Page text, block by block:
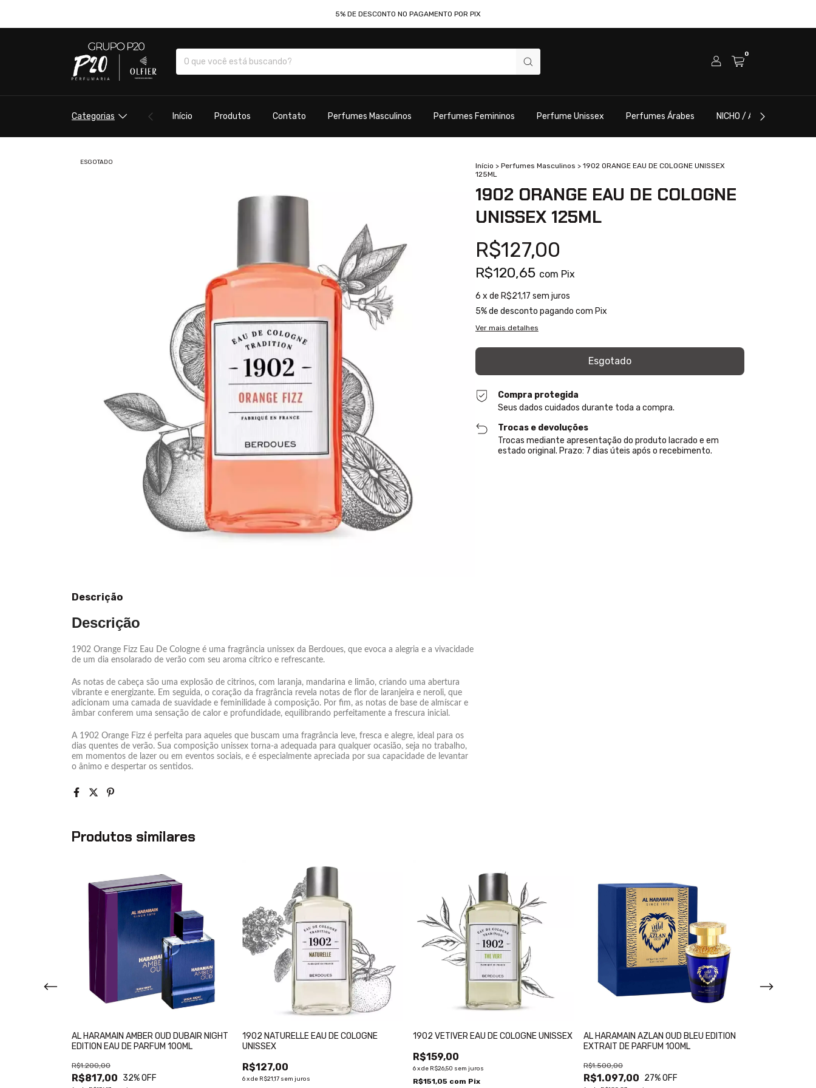
5% DE DESCONTO NO PAGAMENTO POR PIX
0
Categorias Início Produtos Contato Perfumes Masculinos Perfumes Femininos Perfume Unissex Perfumes Árabes NICHO / ALTA
ESGOTADO Início > Perfumes Masculinos > 1902 ORANGE EAU DE COLOGNE UNISSEX
125ML
1902 ORANGE EAU DE COLOGNE
UNISSEX 125ML
R$127,00
R$120,65 com Pix
6 x de R$21,17 sem juros
5% de desconto pagando com Pix
Ver mais detalhes
Compra protegida
Seus dados cuidados durante toda a compra.
Trocas e devoluções
Trocas mediante apresentação do produto lacrado e em
estado original. Prazo: 7 dias úteis após o recebimento.
Descrição
Descrição
1902 Orange Fizz Eau De Cologne é uma fragrância unissex da Berdoues, que evoca a alegria e a vivacidade
de um dia ensolarado de verão com seu aroma cítrico e refrescante.
As notas de cabeça são uma explosão de citrinos, com laranja, mandarina e limão, criando uma abertura
vibrante e energizante. Em seguida, o coração da fragrância revela notas de flor de laranjeira e neroli, que
adicionam uma camada de suavidade e feminilidade à composição. Por fim, as notas de base de almíscar e
âmbar conferem uma sensação de calor e profundidade, equilibrando perfeitamente a frescura inicial.
A 1902 Orange Fizz é perfeita para aqueles que buscam uma fragrância leve, fresca e alegre, ideal para os
dias quentes de verão. Sua composição unissex torna-a adequada para qualquer ocasião, seja no trabalho,
em momentos de lazer ou em eventos sociais, e é especialmente apreciada por sua capacidade de levantar
o ânimo e despertar os sentidos.
Produtos similares
AL HARAMAIN AMBER OUD DUBAIR NIGHT
EDITION EAU DE PARFUM 100ML
R$817,00
R$1.200,00
32% OFF
1902 NATURELLE EAU DE COLOGNE
UNISSEX
R$127,00
6xde R$21,17 sem juros
1902 VETIVER EAU DE COLOGNE UNISSEX
R$159,00
6xde R$26,50 sem juros
R$151,05 com Pix
AL HARAMAIN AZLAN OUD BLEU EDITION
EXTRAIT DE PARFUM 100ML
R$1.097,00
R$1.500,00
27% OFF